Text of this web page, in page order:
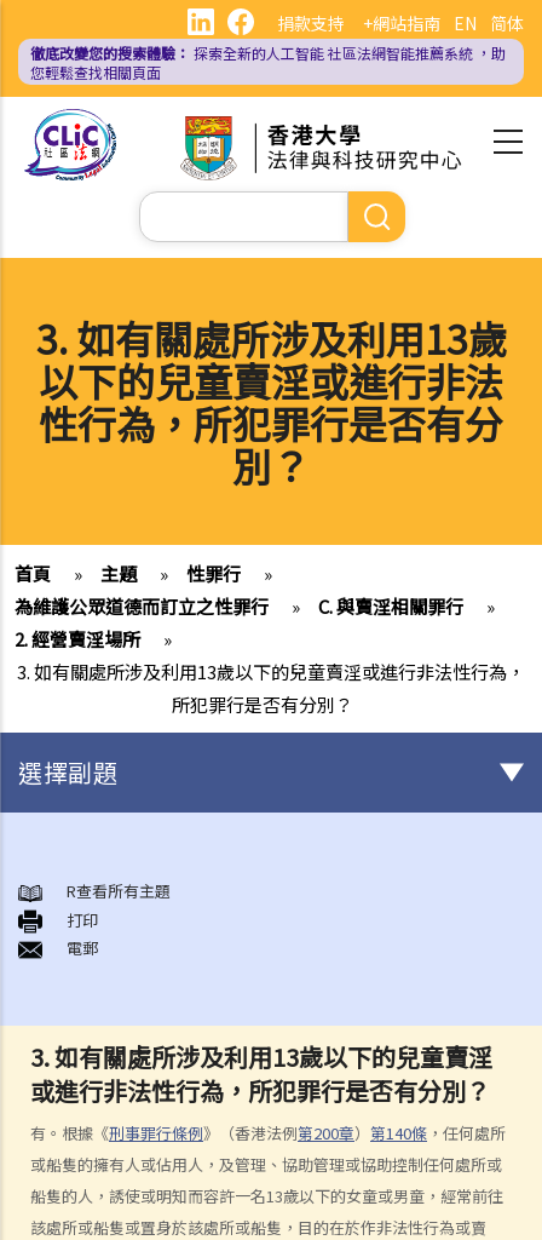
內
EN 简体
捐款支持 +網站指南
徹底改變您的搜索體驗： 探索全新的人工智能社區法網智能推薦系統 ，助
您輕鬆查找相關頁面
Search
3. 如有關處所涉及利用13歲
以下的兒童賣淫或進行非法
性行為，所犯罪行是否有分
別？
首頁 » 主題 » 性罪行
»
為維護公眾道德而訂立之性罪行
» C. 與賣淫相關罪行
»
2. 經營賣淫場所
»
3. 如有關處所涉及利用13歲以下的兒童賣淫或進行非法性行為，
所犯罪行是否有分別？
3. 如有關處所涉及利用13歲以下的兒童賣淫
或進行非法性行為，所犯罪行是否有分別？
有。根據《刑事罪行條例》（香港法例第200章） 第140條 ，任何處所
或船隻的擁有人或佔用人，及管理、協助管理或協助控制任何處所或
船隻的人，誘使或明知而容許一名13歲以下的女童或男童，經常前往
該處所或船隻或置身於該處所或船隻，目的在於作非法性行為或賣
選擇副題
A. 猥褻侵犯罪（非禮罪）
1. 在擠迫的港鐵車廂內，有人以私人部位觸碰我的身體，這算不算是猥
褻侵犯？
3. 男子會否被控猥褻侵犯他的妻子？
4. 如被告人是以詐騙或欺詐手段取得同意，會怎樣？
B. 強姦
1. 罪行元素
A. 性交
B. 同意
R查看所有主題
打印
電郵